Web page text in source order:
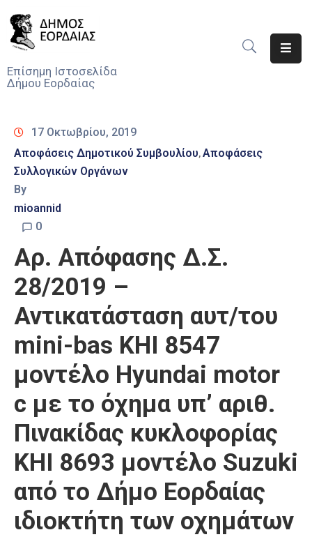
Επίσημη Ιστοσελίδα
Δήμου Εορδαίας
Νέα
Υπηρεσίες
Του
Δήμου
Αποφάσεις
Τηλέφωνα
17 Οκτωβρίου, 2019
Αποφάσεις Δημοτικού Συμβουλίου‚Αποφάσεις
Συλλογικών Οργάνων
By
mioannid
0
Αρ. Απόφασης Δ.Σ.
28/2019 –
Αντικατάσταση αυτ/του
mini-bas ΚΗΙ 8547
μοντέλο Hyundai motor
c με το όχημα υπ’ αριθ.
Πινακίδας κυκλοφορίας
ΚΗΙ 8693 μοντέλο Suzuki
από το Δήμο Εορδαίας
ιδιοκτήτη των οχημάτων